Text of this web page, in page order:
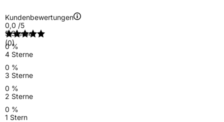
Kundenbewertungen
0,0 /5
(0)
5 Sterne
0 %
4 Sterne
0 %
3 Sterne
0 %
2 Sterne
0 %
1 Stern